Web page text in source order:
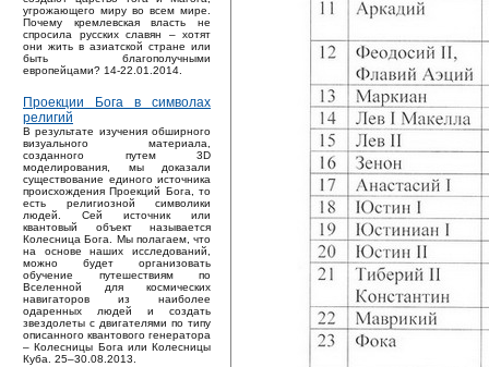
угрожающего миру во всем мире.
Почему кремлевская власть не
спросила русских славян – хотят
они жить в азиатской стране или
быть благополучными
европейцами? 14-22.01.2014.
Проекции Бога в символах
религий
В результате изучения обширного
визуального материала,
созданного путем 3D
моделирования, мы доказали
существование единого источника
происхождения Проекций Бога, то
есть религиозной символики
людей. Сей источник или
квантовый объект называется
Колесница Бога. Мы полагаем, что
на основе наших исследований,
можно будет организовать
обучение путешествиям по
Вселенной для космических
навигаторов из наиболее
одаренных людей и создать
звездолеты с двигателями по типу
описанного квантового генератора
– Колесницы Бога или Колесницы
Куба. 25–30.08.2013.